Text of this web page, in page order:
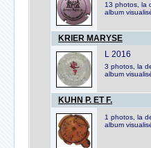
13 photos, la
album
KRIER MARYSE
L 2016
3 photos, la
album
KUHN P. ET F.
1 photos, la
album